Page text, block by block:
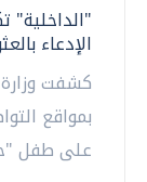
الإدعاء
كشفت
بمواقع
على طفل